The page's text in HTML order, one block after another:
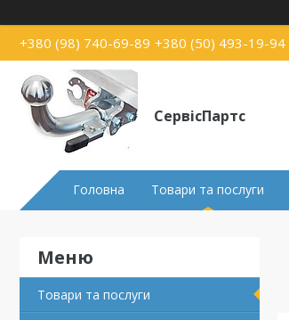
+380 (98) 740-69-89 +380 (50) 493-19-94
СервісПартс
Головна Товари та послуги
Товари та послуги